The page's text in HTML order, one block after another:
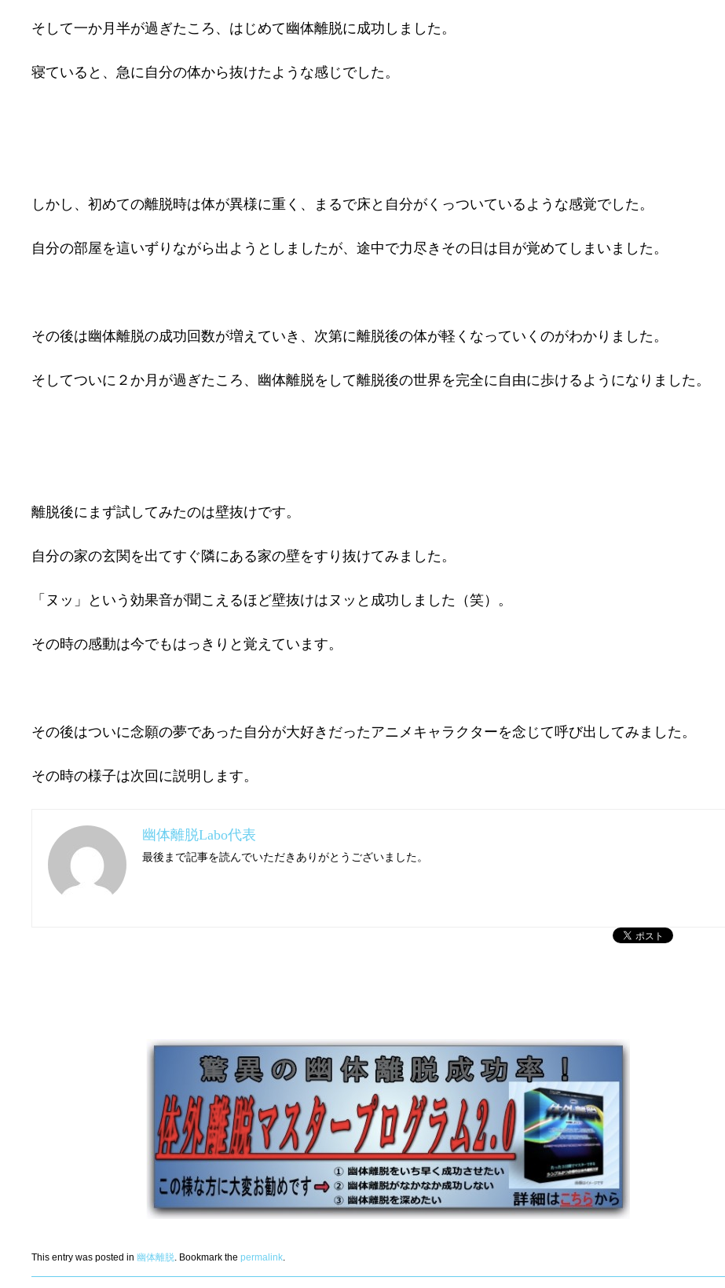
そして一か月半が過ぎたころ、はじめて幽体離脱に成功しました。
寝ていると、急に自分の体から抜けたような感じでした。
しかし、初めての離脱時は体が異様に重く、まるで床と自分がくっついているような感覚でした。
自分の部屋を這いずりながら出ようとしましたが、途中で力尽きその日は目が覚めてしまいました。
その後は幽体離脱の成功回数が増えていき、次第に離脱後の体が軽くなっていくのがわかりました。
そしてついに２か月が過ぎたころ、幽体離脱をして離脱後の世界を完全に自由に歩けるようになりました。
離脱後にまず試してみたのは壁抜けです。
自分の家の玄関を出てすぐ隣にある家の壁をすり抜けてみました。
「ヌッ」という効果音が聞こえるほど壁抜けはヌッと成功しました（笑）。
その時の感動は今でもはっきりと覚えています。
その後はついに念願の夢であった自分が大好きだったアニメキャラクターを念じて呼び出してみました。
その時の様子は次回に説明します。
幽体離脱Labo代表
最後まで記事を読んでいただきありがとうございました。
This entry was posted in 幽体離脱. Bookmark the permalink.